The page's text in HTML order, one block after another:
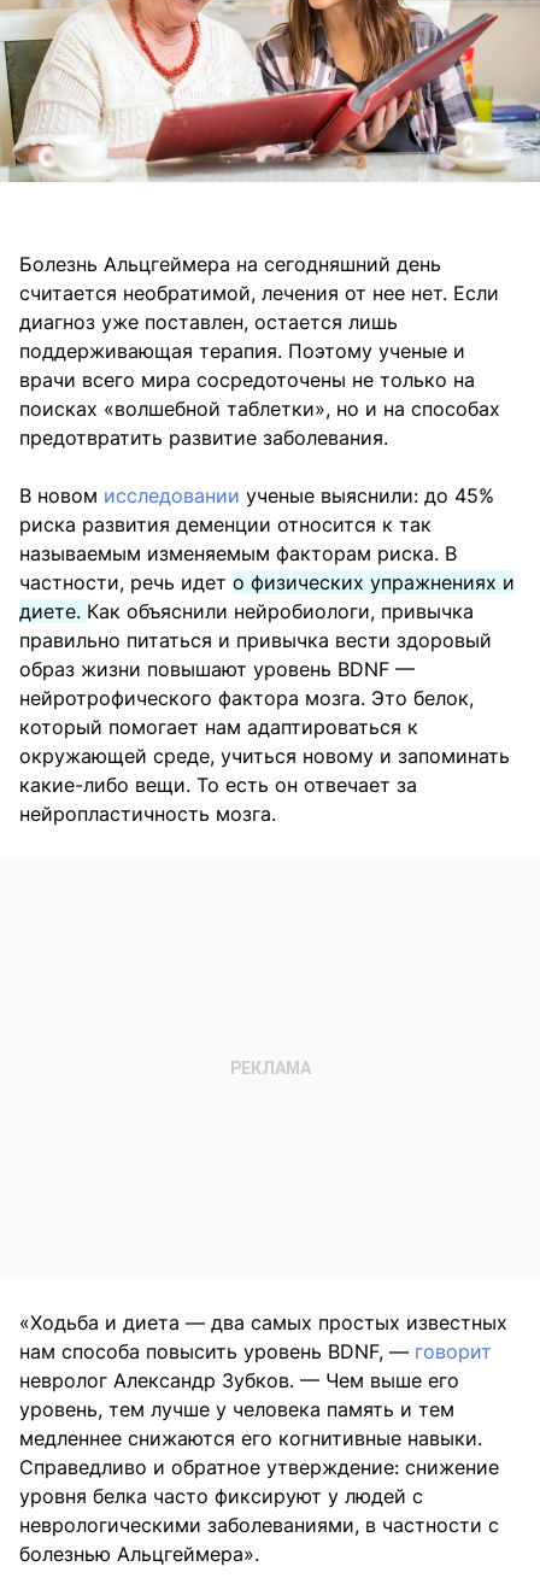
Болезнь Альцгеймера на сегодняшний день
считается необратимой, лечения от нее нет. Если
диагноз уже поставлен, остается лишь
поддерживающая терапия. Поэтому ученые и
врачи всего мира сосредоточены не только на
поисках «волшебной таблетки», но и на способах
предотвратить развитие заболевания.
В новом исследовании ученые выяснили: до 45%
риска развития деменции относится к так
называемым изменяемым факторам риска. В
частности, речь идет о физических упражнениях и
диете. Как объяснили нейробиологи, привычка
правильно питаться и привычка вести здоровый
образ жизни повышают уровень BDNF —
нейротрофического фактора мозга. Это белок,
который помогает нам адаптироваться к
окружающей среде, учиться новому и запоминать
какие-либо вещи. То есть он отвечает за
нейропластичность мозга.
«Ходьба и диета — два самых простых известных
нам способа повысить уровень BDNF, — говорит
невролог Александр Зубков. — Чем выше его
уровень, тем лучше у человека память и тем
медленнее снижаются его когнитивные навыки.
Справедливо и обратное утверждение: снижение
уровня белка часто фиксируют у людей с
неврологическими заболеваниями, в частности с
болезнью Альцгеймера».